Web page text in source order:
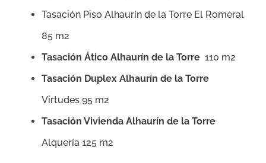
Tasación Piso Alhaurín de la Torre El Romeral
85 m2
Tasación Ático Alhaurín de la Torre 110 m2
Tasación Duplex Alhaurín de la Torre
Virtudes 95 m2
Tasación Vivienda Alhaurín de la Torre
Alquería 125 m2